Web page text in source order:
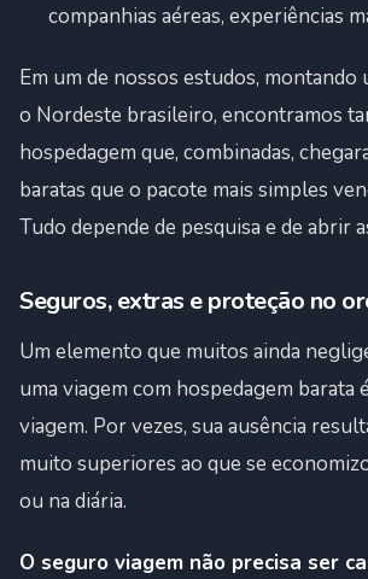
companhias aéreas, experiências
Em um de nossos estudos, montando
o Nordeste brasileiro, encontramos
hospedagem que, combinadas,
baratas que o pacote mais simples
Tudo depende de pesquisa e de abrir
Seguros, extras e proteção no
Um elemento que muitos ainda
uma viagem com hospedagem barata
viagem. Por vezes, sua ausência
muito superiores ao que se
ou na diária.
O seguro viagem não precisa ser